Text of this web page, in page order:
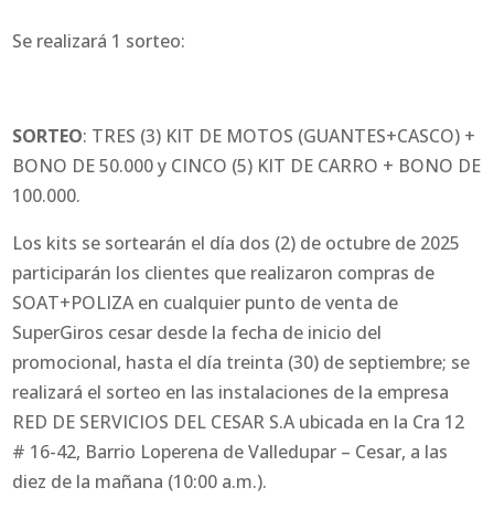
Se realizará 1 sorteo:
SORTEO: TRES (3) KIT DE MOTOS (GUANTES+CASCO) +
BONO DE 50.000 y CINCO (5) KIT DE CARRO + BONO DE
100.000.
Los kits se sortearán el día dos (2) de octubre de 2025
participarán los clientes que realizaron compras de
SOAT+POLIZA en cualquier punto de venta de
SuperGiros cesar desde la fecha de inicio del
promocional, hasta el día treinta (30) de septiembre; se
realizará el sorteo en las instalaciones de la empresa
RED DE SERVICIOS DEL CESAR S.A ubicada en la Cra 12
# 16-42, Barrio Loperena de Valledupar – Cesar, a las
diez de la mañana (10:00 a.m.).